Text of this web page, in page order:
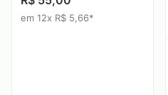
em 12x R$ 5,66*